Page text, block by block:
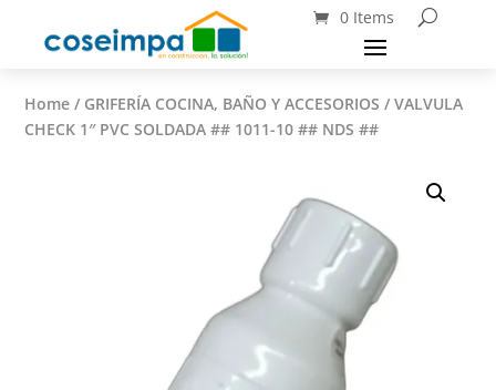
0 Items
Home / GRIFERÍA COCINA, BAÑO Y ACCESORIOS / VALVULA
CHECK 1″ PVC SOLDADA ## 1011-10 ## NDS ##